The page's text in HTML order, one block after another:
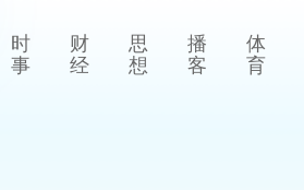
时
事
财
经
思
想
播
客
体
育